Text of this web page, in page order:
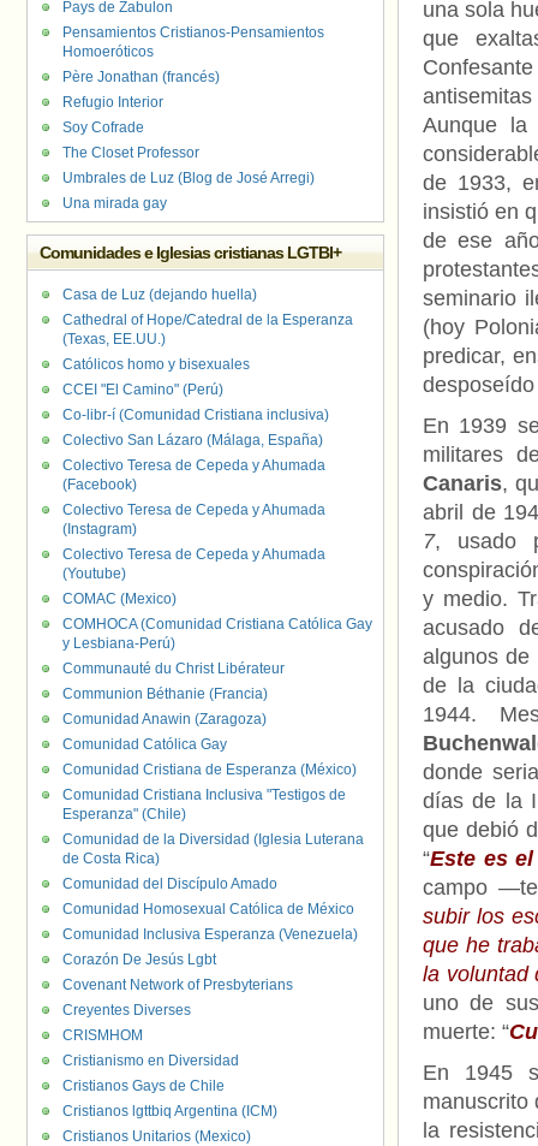
una sola
que
Aunque la
de 1933,
insistió en
de ese
seminario
(hoy
predicar,
En 1939
militares
Canaris,
abril de
7, usado
y medio.
acusado
algunos de
de la
1944.
donde
días de la
que debió
“Este es
campo
subir los
que he
la voluntad
uno de
muerte: “
En 1945
manuscrito
la
Pays de Zabulon
Pensamientos Cristianos-Pensamientos
Homoeróticos
Père Jonathan (francés)
Refugio Interior
Soy Cofrade
The Closet Professor
Umbrales de Luz (Blog de José Arregi)
Una mirada gay
Comunidades e Iglesias cristianas LGTBI+
Casa de Luz (dejando huella)
Cathedral of Hope/Catedral de la Esperanza
(Texas, EE.UU.)
Católicos homo y bisexuales
CCEI "El Camino" (Perú)
Co-libr-í (Comunidad Cristiana inclusiva)
Colectivo San Lázaro (Málaga, España)
Colectivo Teresa de Cepeda y Ahumada
(Facebook)
Colectivo Teresa de Cepeda y Ahumada
(Instagram)
Colectivo Teresa de Cepeda y Ahumada
(Youtube)
COMAC (Mexico)
COMHOCA (Comunidad Cristiana Católica Gay
y Lesbiana-Perú)
Communauté du Christ Libérateur
Communion Béthanie (Francia)
Comunidad Anawin (Zaragoza)
Comunidad Católica Gay
Comunidad Cristiana de Esperanza (México)
Comunidad Cristiana Inclusiva "Testigos de
Esperanza" (Chile)
Comunidad de la Diversidad (Iglesia Luterana
de Costa Rica)
Comunidad del Discípulo Amado
Comunidad Homosexual Católica de México
Comunidad Inclusiva Esperanza (Venezuela)
Corazón De Jesús Lgbt
Covenant Network of Presbyterians
Creyentes Diverses
CRISMHOM
Cristianismo en Diversidad
Cristianos Gays de Chile
Cristianos lgttbiq Argentina (ICM)
Cristianos Unitarios (Mexico)